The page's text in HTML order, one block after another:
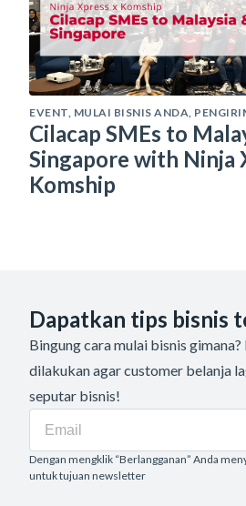
EVENT, MULAI BISNIS ANDA,
Cilacap SMEs to
Singapore with Ninja
Komship
Dapatkan tips bisnis
Bingung cara mulai bisnis
dilakukan agar customer belanja
seputar bisnis!
Dengan mengklik “Berlangganan” Anda
untuk tujuan newsletter